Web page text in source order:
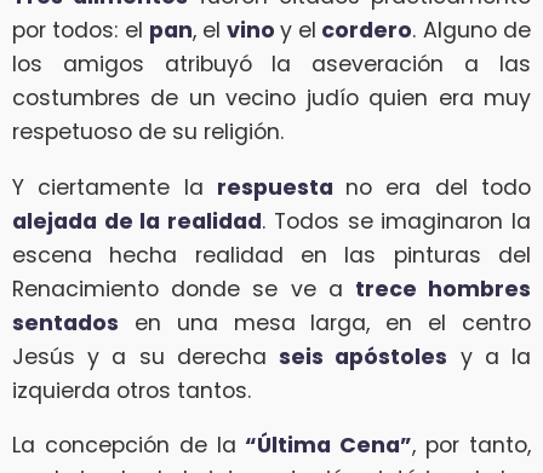
por todos: el pan, el vino y el cordero. Alguno de
los amigos atribuyó la aseveración a las
costumbres de un vecino judío quien era muy
respetuoso de su religión.
Y ciertamente la respuesta no era del todo
alejada de la realidad. Todos se imaginaron la
escena hecha realidad en las pinturas del
Renacimiento donde se ve a trece hombres
sentados en una mesa larga, en el centro
Jesús y a su derechaseis apóstoles y a la
izquierda otros tantos.
La concepción de la“Última Cena”, por tanto,